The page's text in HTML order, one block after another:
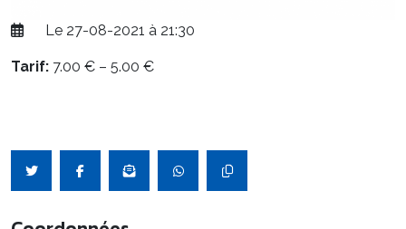
Le 27-08-2021 à 21:30
Tarif: 7.00 € – 5.00 €